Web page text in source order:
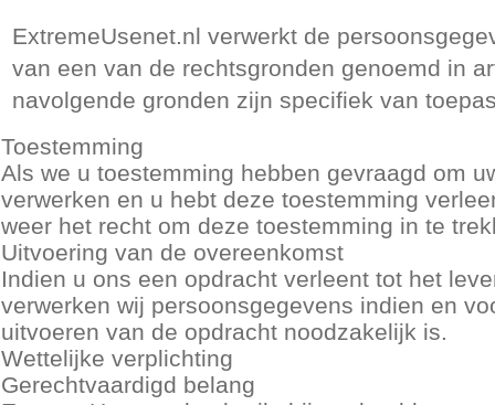
ExtremeUsenet.nl verwerkt de
van een van de rechtsgronden genoemd in
navolgende gronden zijn specifiek van
Toestemming
Als we u toestemming hebben gevraagd om
verwerken en u hebt deze toestemming
weer het recht om deze toestemming in te
Uitvoering van de overeenkomst
Indien u ons een opdracht verleent tot het
verwerken wij persoonsgegevens indien en
uitvoeren van de opdracht noodzakelijk is.
Wettelijke verplichting
Gerechtvaardigd belang